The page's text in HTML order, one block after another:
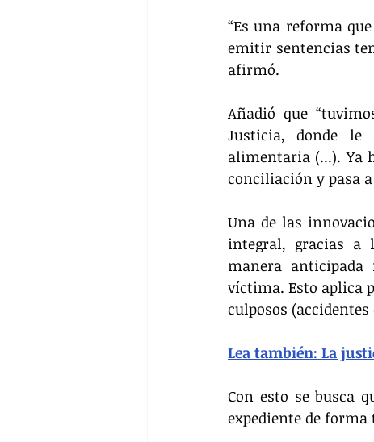
“Es una reforma
emitir sentencias
afirmó.
Añadió que
Justicia, donde
alimentaria (...). Ya
conciliación y pasa
Una de las
integral, gracias a
manera
víctima. Esto aplica
culposos
Lea también: La
Con esto se busca
expediente de forma